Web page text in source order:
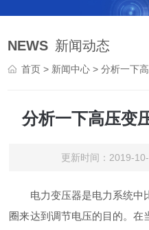
NEWS 新闻动态
首页 > 新闻中心 > 分析一下
分析一下高压变
更新时间：2019-
电力变压器是电力系统中
圈来达到调节电压的目的。在